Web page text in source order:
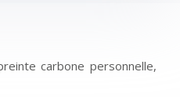
carbone personnelle,